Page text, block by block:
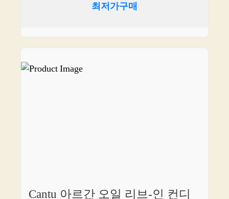
최저가구매
Cantu 아르간 오일 리브-인 컨디